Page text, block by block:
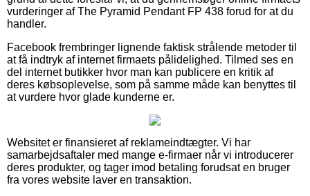
vurderinger af The Pyramid Pendant FP 438 forud for at du
handler.
Facebook frembringer lignende faktisk strålende metoder til
at få indtryk af internet firmaets pålidelighed. Tilmed ses en
del internet butikker hvor man kan publicere en kritik af
deres købsoplevelse, som på samme måde kan benyttes til
at vurdere hvor glade kunderne er.
Websitet er finansieret af reklameindtægter. Vi har
samarbejdsaftaler med mange e-firmaer når vi introducerer
deres produkter, og tager imod betaling forudsat en bruger
fra vores website laver en transaktion.